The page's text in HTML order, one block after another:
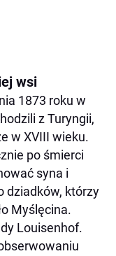
wsi
1873 roku w
z Turyngii,
w XVIII wieku.
po śmierci
syna i
dziadków, którzy
Myślęcina.
Louisenhof.